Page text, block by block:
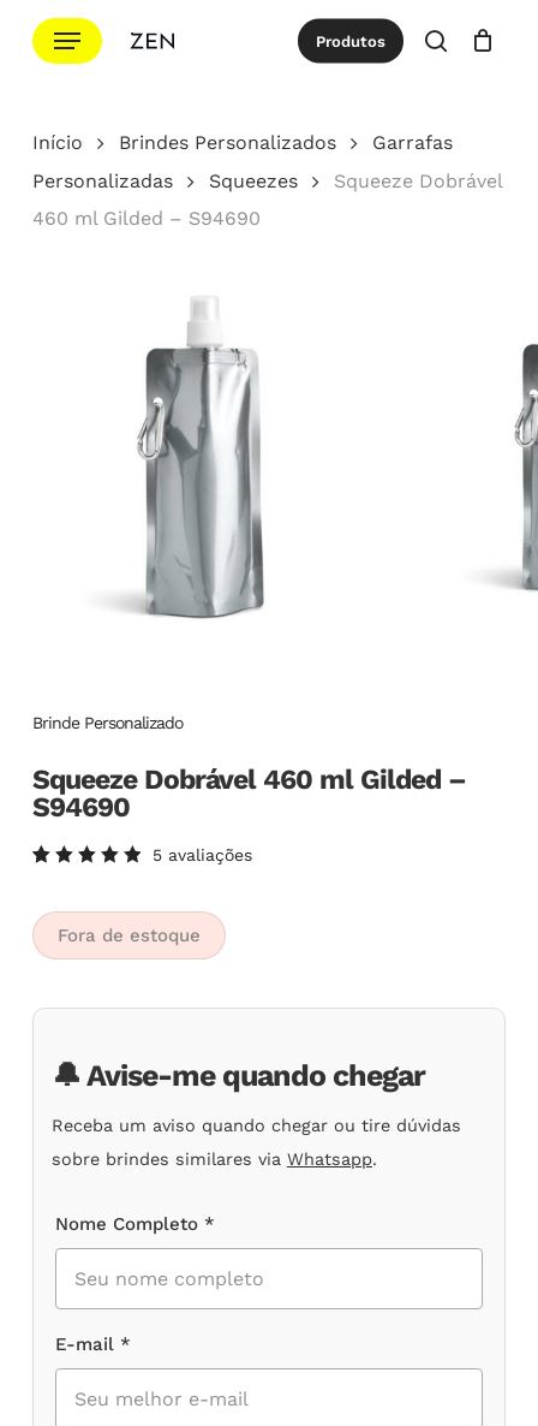
para
principal
Menu Produtos
procurar
Cotação Close
Início Brindes Personalizados
Garrafas
Personalizadas
Squeezes
Squeeze Dobrável
460 ml Gilded – S94690
Brinde Personalizado
Squeeze Dobrável 460 ml Gilded –
S94690
5.00de
5, com
baseado
em
clientes
5avaliações
Fora de estoque
🔔 Avise-me quando chegar
Receba um aviso quando chegar ou tire dúvidas
sobre brindes similares via Whatsapp.
Nome Completo *
E-mail *